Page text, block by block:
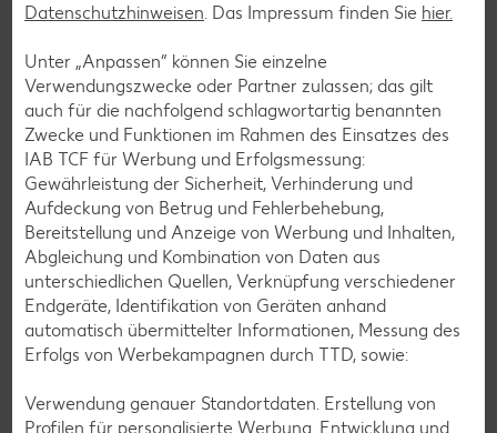
Datenschutzhinweisen . Das Impressum finden Sie hier.
Unter „Anpassen“ können Sie einzelne
Verwendungszwecke oder Partner zulassen; das gilt
auch für die nachfolgend schlagwortartig benannten
Zwecke und Funktionen im Rahmen des Einsatzes des
IAB TCF für Werbung und Erfolgsmessung:
Gewährleistung der Sicherheit, Verhinderung und
Aufdeckung von Betrug und Fehlerbehebung,
Bereitstellung und Anzeige von Werbung und Inhalten,
Abgleichung und Kombination von Daten aus
unterschiedlichen Quellen, Verknüpfung verschiedener
Endgeräte, Identifikation von Geräten anhand
automatisch übermittelter Informationen, Messung des
Erfolgs von Werbekampagnen durch TTD, sowie:
Verwendung genauer Standortdaten. Erstellung von
Profilen für personalisierte Werbung. Entwicklung und